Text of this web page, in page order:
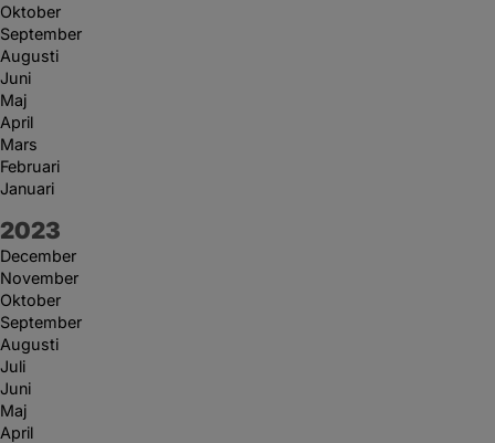
Oktober
September
Augusti
Juni
Maj
April
Mars
Februari
Januari
År:
2023
December
November
Oktober
September
Augusti
Juli
Juni
Maj
April